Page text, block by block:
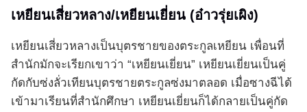
เหยียนเสี่ยวหลาง/เหยียนเยี่ยน (อ๋าวรุ่ยเผิง)
เหยียนเสี่ยวหลางเป็นบุตรชายของตระกูลเหยียน เพื่อนที่
สำนักมักจะเรียกเขาว่า “เหยียนเยี่ยน” เหยียนเยี่ยนเป็นคู่
กัดกับซ่งลั่วเทียนบุตรชายตระกูลซ่งมาตลอด เมื่อซางฉีได้
เข้ามาเรียนที่สำนักศึกษา เหยียนเยี่ยนก็ได้กลายเป็นคู่กัด